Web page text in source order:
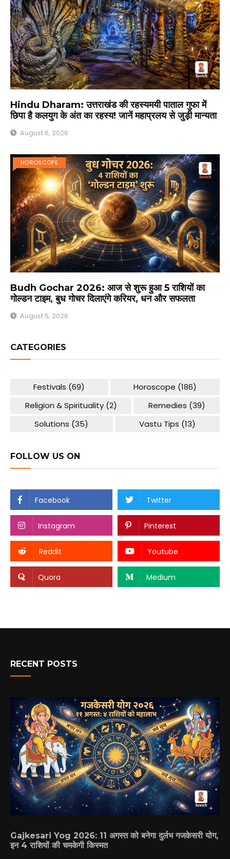
Hindu Dharam: उत्तराखंड की रहस्यमयी पाताल गुफा में
छिपा है कलयुग के अंत का रहस्य! जानें महाप्रलय से जुड़ी मान्यता
August 6, 2026
HOROSCOPE
Budh Gochar 2026: आज से शुरू हुआ 5 राशियों का
गोल्डन टाइम, बुध गोचर दिलाएंगे करियर, धन और सफलता
August 5, 2026
CATEGORIES
Festivals (69) Horoscope (186)
Religion & Spirituality(2) Remedies (39)
Solutions (35) Vastu Tips (13)
FOLLOW US ON
Facebook Twitter
Instagram Pinterest
Reddit Youtube
Quora Medium
RECENT POSTS
Gajkesari Yog 2026: 11 अगस्त को बनेगा दुर्लभ गजकेसरी योग,
इन 4 राशियों की चमकेगी किस्मत